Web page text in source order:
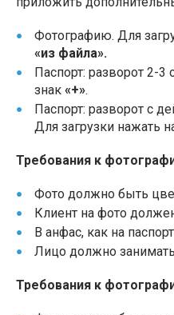
Фотографию. Для
«из файла».
Паспорт: разворот 2-3
знак «+».
Паспорт: разворот с
Для загрузки нажать
Требования к
Фото должно быть
Клиент на фото
В анфас, как на
Лицо должно
Требования к